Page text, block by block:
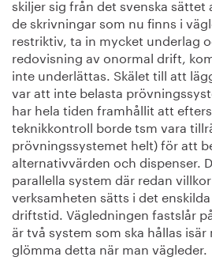
skiljer sig från det svenska sättet
de skrivningar som nu finns i
restriktiv, ta in mycket underlag
redovisning av onormal drift,
inte underlättas. Skälet till att
var att inte belasta
har hela tiden framhållit att
teknikkontroll borde tsm vara
prövningssystemet helt) för att
alternativvärden och dispenser.
parallella system där redan
verksamheten sätts i det
driftstid. Vägledningen fastslår
är två system som ska hållas isär
glömma detta när man vägleder.